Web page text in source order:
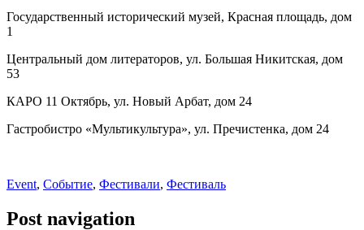
Государственный исторический музей, Красная площадь, дом
1
Центральный дом литераторов, ул. Большая Никитская, дом
53
КАРО 11 Октябрь, ул. Новый Арбат, дом 24
Гастробистро «Мультикультура», ул. Пречистенка, дом 24
Event, Событие, Фестивали, Фестиваль
Post navigation